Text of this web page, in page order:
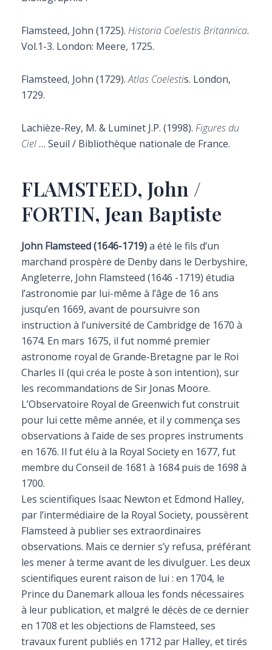
Flamsteed, John (1725). Historia Coelestis Britannica.
Vol.1-3. London: Meere, 1725.
Flamsteed, John (1729).Atlas Coelestis. London,
1729.
Lachièze-Rey, M. & Luminet J.P. (1998). Figures du
Ciel… Seuil / Bibliothèque nationale de France.
FLAMSTEED, John /
FORTIN, Jean Baptiste
John Flamsteed (1646-1719)a été le fils d’un
marchand prospère de Denby dans le Derbyshire,
Angleterre, John Flamsteed (1646 -1719) étudia
l’astronomie par lui-même à l’âge de 16 ans
jusqu’en 1669, avant de poursuivre son
instruction à l’université de Cambridge de 1670 à
1674. En mars 1675, il fut nommé premier
astronome royal de Grande-Bretagne par le Roi
Charles II (qui créa le poste à son intention), sur
les recommandations de Sir Jonas Moore.
L’Observatoire Royal de Greenwich fut construit
pour lui cette même année, et il y commença ses
observations à l’aide de ses propres instruments
en 1676. Il fut élu à la Royal Society en 1677, fut
membre du Conseil de 1681 à 1684 puis de 1698 à
1700.
Les scientifiques Isaac Newton et Edmond Halley,
par l’intermédiaire de la Royal Society, poussèrent
Flamsteed à publier ses extraordinaires
observations. Mais ce dernier s’y refusa, préférant
les mener à terme avant de les divulguer. Les deux
scientifiques eurent raison de lui : en 1704, le
Prince du Danemark alloua les fonds nécessaires
à leur publication, et malgré le décès de ce dernier
en 1708 et les objections de Flamsteed, ses
travaux furent publiés en 1712 par Halley, et tirés